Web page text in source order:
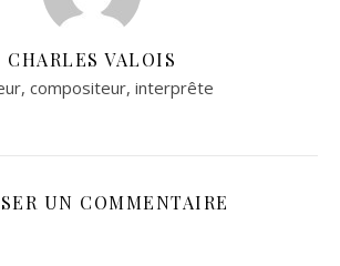
CHARLES VALOIS
compositeur, interprête
UN COMMENTAIRE